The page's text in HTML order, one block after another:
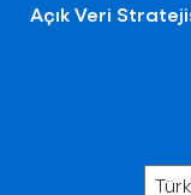
Açık Veri